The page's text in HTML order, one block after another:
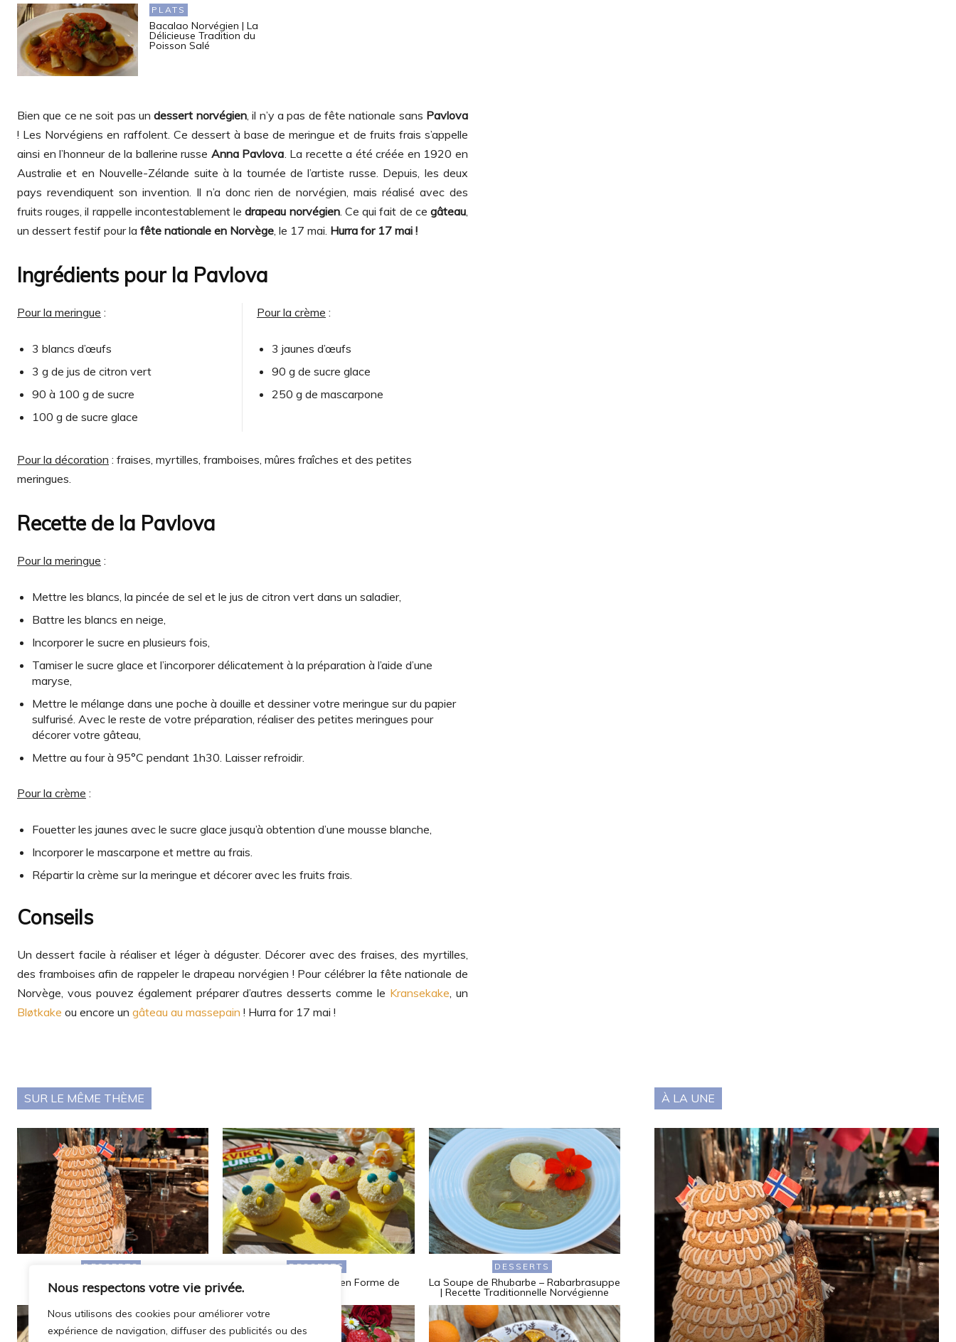
Nous respectons votre vie privée.
Nous utilisons des cookies pour améliorer votre
expérience de navigation, diffuser des publicités ou des
PLATS
Bacalao Norvégien | La
Délicieuse Tradition du
Poisson Salé
Bien que ce ne soit pas undessert norvégien, il n’y a pas de fête nationale sans Pavlova
! Les Norvégiens en raffolent. Ce dessert à base de meringue et de fruits frais s’appelle
ainsi en l’honneur de la ballerine russe Anna Pavlova . La recette a été créée en 1920 en
Australie et en Nouvelle-Zélande suite à la tournée de l’artiste russe. Depuis, les deux
pays revendiquent son invention. Il n’a donc rien de norvégien, mais réalisé avec des
fruits rouges, il rappelle incontestablement ledrapeau norvégien. Ce qui fait de cegâteau
un dessert festif pour la fête nationale en Norvège , le 17 mai. Hurra for 17 mai !
Ingrédients pour la Pavlova
Pour la meringue :
3 blancs d’œufs
3 g de jus de citron vert
90 à 100 g de sucre
100 g de sucre glace
Pour la crème :
3 jaunes d’œufs
90 g de sucre glace
250 g de mascarpone
Pour la décoration : fraises, myrtilles, framboises, mûres fraîches et des petites
meringues.
Recette de la Pavlova
Pour la meringue :
Mettre les blancs, la pincée de sel et le jus de citron vert dans un saladier,
Battre les blancs en neige,
Incorporer le sucre en plusieurs fois,
Tamiser le sucre glace et l’incorporer délicatement à la préparation à l’aide d’une
maryse,
Mettre le mélange dans une poche à douille et dessiner votre meringue sur du papier
sulfurisé. Avec le reste de votre préparation, réaliser des petites meringues pour
décorer votre gâteau,
Mettre au four à 95°C pendant 1h30. Laisser refroidir.
Pour la crème :
Fouetter les jaunes avec le sucre glace jusqu’à obtention d’une mousse blanche,
Incorporer le mascarpone et mettre au frais.
Répartir la crème sur la meringue et décorer avec les fruits frais.
Conseils
Un dessert facile à réaliser et léger à déguster. Décorer avec des fraises, des myrtilles,
des framboises afin de rappeler le drapeau norvégien ! Pour célébrer la fête nationale de
Norvège, vous pouvez également préparer d’autres desserts comme le Kransekake , un
Bløtkake ou encore un gâteau au massepain ! Hurra for 17 mai !
SUR LE MÊME THÈME
DESSERTS
Kransekake | Gâteau Traditionnel
Norvégien
DESSERTS
Cupcakes de Pâques en Forme de
DESSERTS
La Soupe de Rhubarbe – Rabarbrasuppe
| Recette Traditionnelle Norvégienne
À LA UNE